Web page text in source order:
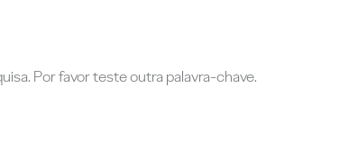
Por favor teste outra palavra-chave.